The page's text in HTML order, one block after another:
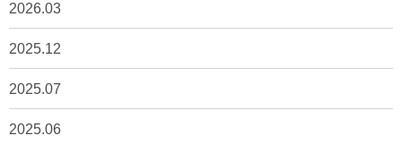
2026.03
2025.12
2025.07
2025.06